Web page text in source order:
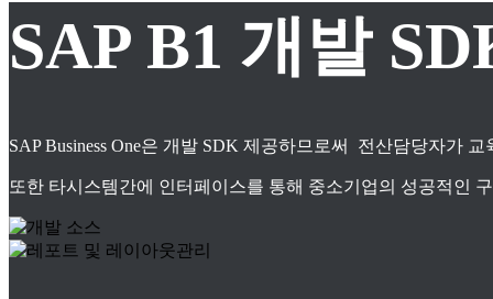
SAP B1 개발
SAP Business One은 개발 SDK 제공하므로써 전산담당자가
또한 타시스템간에 인터페이스를 통해 중소기업의 성공적인